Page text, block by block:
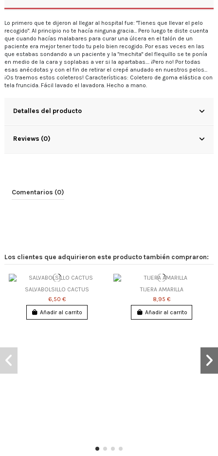
Lo primero que te dijeron al llegar al hospital fue: "Tienes que llevar el pelo
recogido". Al principio no te hacía ninguna gracia... Pero luego te diste cuenta
que cuando hacías malabares para curar una úlcera en el talón de un
paciente era mejor tener todo tu pelo bien recogido. Por esas veces en las
que estabas sondando a un paciente y la "mechita" del flequillo se te ponía
en medio de la cara y soplabas a ver si la apartabas.... ¡Pero no! Por todas
esas anécdotas y con el fin de retirar el crepé anudado en nuestros pelos...
¡Os traemos estos coleteros! Características: Coletero de goma elástica con
tela fruncida. Fácil lavado el lavadora. Hecho a mano.
Detalles del producto
Reviews (0)
Comentarios (0)
Los clientes que adquirieron este producto también compraron:
SALVABOLSILLO CACTUS
6,50 €
Añadir al carrito
TIJERA AMARILLA
8,95 €
Añadir al carrito